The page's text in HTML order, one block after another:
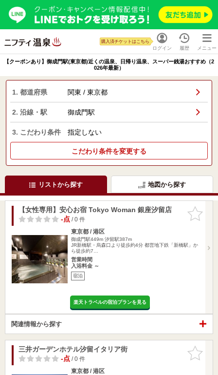
ログイン
購入済チケットはこちら
履歴 メニュー
【クーポンあり】御成門駅(東京都)近くの温泉、日帰り温泉、スーパー銭湯おすすめ（2
026年最新）
1. 都道府県 関東 / 東京都
2. 沿線・駅 御成門駅
3. こだわり条件 指定しない
こだわり条件を変更する
リストから探す 地図から探す
お気に入
りに追加
【女性専用】安心お宿 Tokyo Woman 銀座汐留店
-点/ 0 件
東京都 / 港区
御成門駅449m 汐留駅387m
JR新橋駅・烏森口より徒歩約4分 都営地下鉄「新橋駅」か
ら徒歩約7…
営業時間
入浴料金 ～
宿泊
楽天トラベルの宿泊プランを見る
関連情報から探す
お気に入
りに追加
三井ガーデンホテル汐留イタリア街
-点/ 0 件
東京都 / 港区